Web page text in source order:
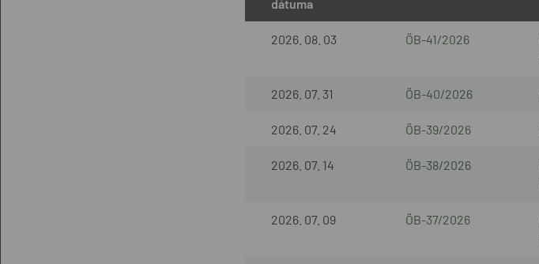
dátuma
2026. 08. 03 ÖB-41/2026
2026. 07. 31 ÖB-40/2026
2026. 07. 24 ÖB-39/2026
2026. 07. 14 ÖB-38/2026
2026. 07. 09 ÖB-37/2026